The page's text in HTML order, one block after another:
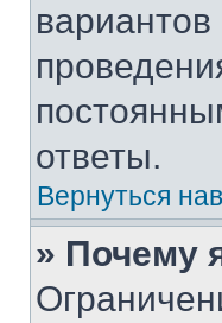
вариантов
ответы.
Вернуться
» Почему